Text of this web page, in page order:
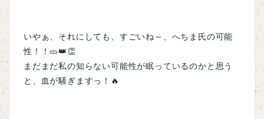
いやぁ、それにしても、すごいね～、へちま氏の可能
性！！🥒👑👏
まだまだ私の知らない可能性が眠っているのかと思う
と、血が騒ぎますっ！🔥